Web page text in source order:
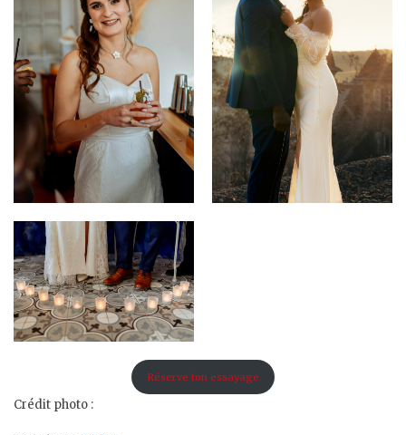
Réserve ton essayage
Crédit photo :